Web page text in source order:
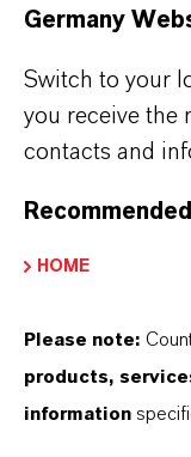
MEHR
AD HOC
Germany
Switch to your
you receive the
contacts and
HOME
Please note:
products,
information